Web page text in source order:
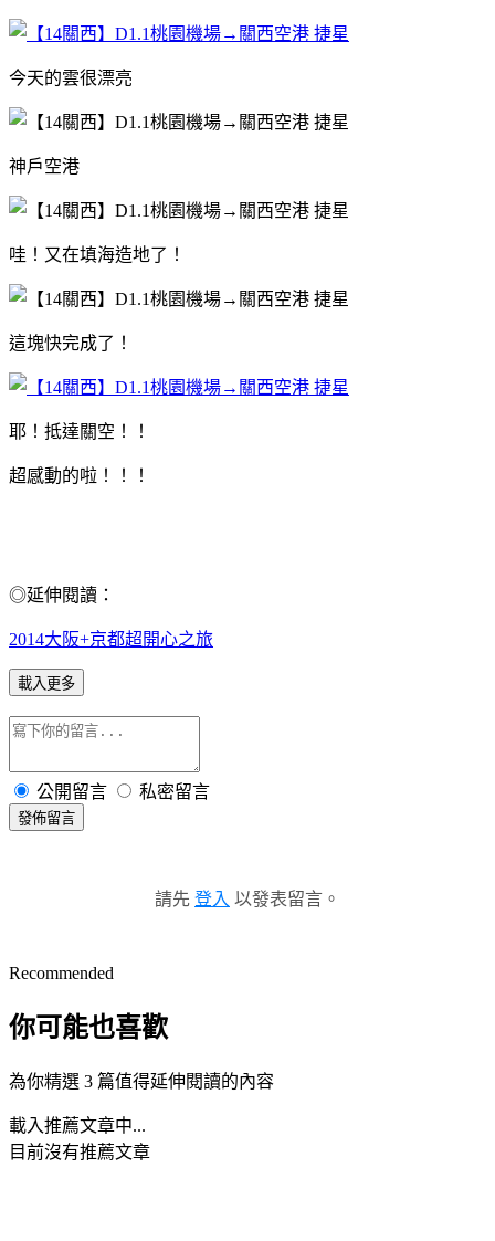
今天的雲很漂亮
神戶空港
哇！又在填海造地了！
這塊快完成了！
耶！抵達關空！！
超感動的啦！！！
◎延伸閱讀：
2014大阪+京都超開心之旅
載入更多
公開留言 私密留言
發佈留言
請先 登入 以發表留言。
Recommended
你可能也喜歡
為你精選 3 篇值得延伸閱讀的內容
載入推薦文章中...
目前沒有推薦文章